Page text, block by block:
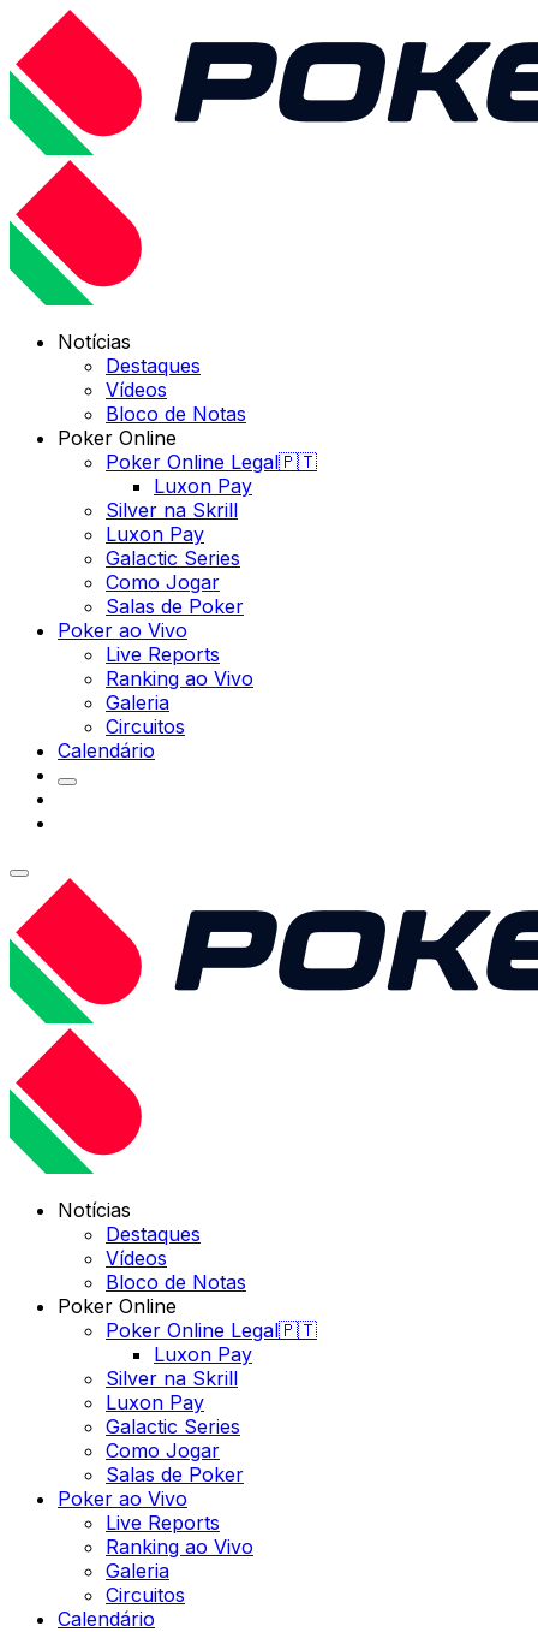
Notícias
Destaques
Vídeos
Bloco de Notas
Poker Online
Poker Online Legal🇵🇹
Luxon Pay
Silver na Skrill
Luxon Pay
Galactic Series
Como Jogar
Salas de Poker
Poker ao Vivo
Live Reports
Ranking ao Vivo
Galeria
Circuitos
Calendário
Notícias
Destaques
Vídeos
Bloco de Notas
Poker Online
Poker Online Legal🇵🇹
Luxon Pay
Silver na Skrill
Luxon Pay
Galactic Series
Como Jogar
Salas de Poker
Poker ao Vivo
Live Reports
Ranking ao Vivo
Galeria
Circuitos
Calendário